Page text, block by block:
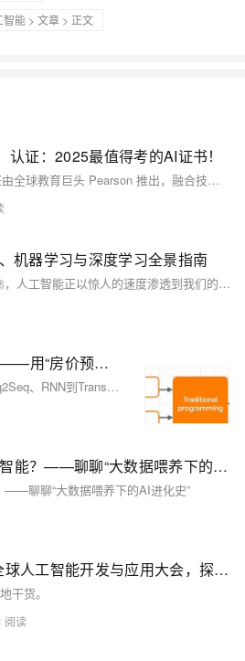
智能 > 文章 > 正文
证：2025最值得考的AI证书！
生成式人工智能（GAI）认证由全球教育巨头 Pearson 推出，融合技术原理、实战应用与伦理合规的三维培养框架。该项目与 AI 领域领先企业合作开发，涵盖提示优化、基础提示工程及社会影响等核心内容，助力学习者全面掌握 GAI 技能。中文版认证已落地中国，由达内教育与恒利联创战略合作推广，深度融合本土 AI 平台。作为高含金量的全球认可证书，GAI 认证可提升职业竞争力，满足行业对复合型 AI 人才的需求，为个人和企业开辟数字时代新机遇。
机器学习与深度学习全景指南
在这个科技飞速发展的时代🚀，人工智能正以惊人的速度渗透到我们的生活和工作中👀。但面对铺天盖地的AI术语和概念，很多人感到困惑不已😣。"AI"、"机器学习"、"深度学习"和"神经网络"到底有什么区别？它们如何相互关联？如何利用这些技术提升工作效率和创造价值？
AI 基础知识从0.1到0.2——用“房价预测”入门机器学习全流程
本系列文章深入讲解了从Seq2Seq、RNN到Transformer，再到GPT模型的关键技术原理与实现细节，帮助读者全面掌握Transformer及其在NLP中的应用。同时，通过一个房价预测的完整案例，介绍了算法工程师如何利用数据训练模型并解决实际问题，涵盖需求分析、数据收集、模型训练与部署等全流程。文章适合初学者和开发者学习AI基础与实战技能。
没有大数据，哪来人工智能？——聊聊“大数据喂养下的AI进化史”
——聊聊“大数据喂养下的AI进化史”
龙蜥邀您参加 AICon 全球人工智能开发与应用大会，探索 AI 应用边界
干货。